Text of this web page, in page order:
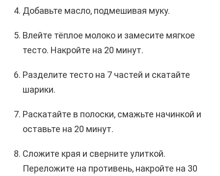
Добавьте масло, подмешивая муку.
Влейте тёплое молоко и замесите мягкое
тесто. Накройте на 20 минут.
Разделите тесто на 7 частей и скатайте
шарики.
Раскатайте в полоски, смажьте начинкой и
оставьте на 20 минут.
Сложите края и сверните улиткой.
Переложите на противень, накройте на 30